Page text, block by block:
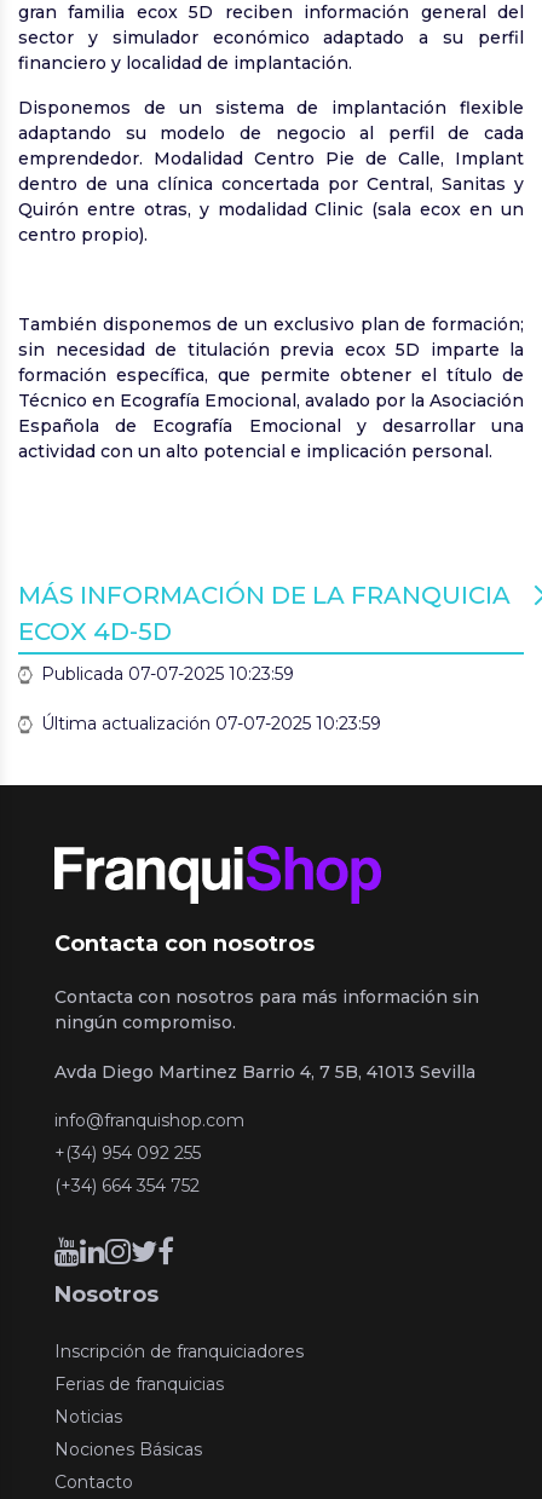
gran familia ecox 5D reciben información general del
sector y simulador económico adaptado a su perfil
financiero y localidad de implantación.
Disponemos de un sistema de implantación flexible
adaptando su modelo de negocio al perfil de cada
emprendedor. Modalidad Centro Pie de Calle, Implant
dentro de una clínica concertada por Central, Sanitas y
Quirón entre otras, y modalidad Clinic (sala ecox en un
centro propio).
También disponemos de un exclusivo plan de formación;
sin necesidad de titulación previa ecox 5D imparte la
formación específica, que permite obtener el título de
Técnico en Ecografía Emocional, avalado por la Asociación
Española de Ecografía Emocional y desarrollar una
actividad con un alto potencial e implicación personal.
MÁS INFORMACIÓN DE LA FRANQUICIA
ECOX 4D-5D
Publicada 07-07-2025 10:23:59
Última actualización 07-07-2025 10:23:59
Contacta con nosotros
Contacta con nosotros para más información sin
ningún compromiso.
Avda Diego Martinez Barrio 4, 7 5B, 41013 Sevilla
info@franquishop.com
+(34) 954 092 255
(+34) 664 354 752
Nosotros
Inscripción de franquiciadores
Ferias de franquicias
Noticias
Nociones Básicas
Contacto